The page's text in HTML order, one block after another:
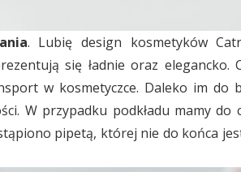
. Lubię design kosmetyków
się ładnie oraz elegancko.
w kosmetyczce. Daleko im do
W przypadku podkładu mamy do
pipetą, której nie do końca